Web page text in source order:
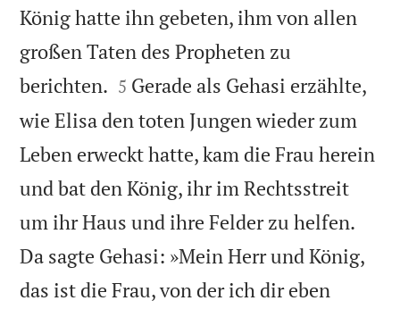
König hatte ihn gebeten, ihm von allen
großen Taten des Propheten zu
berichten. 

5 Gerade als Gehasi erzählte,
wie Elisa den toten Jungen wieder zum
Leben erweckt hatte, kam die Frau herein
und bat den König, ihr im Rechtsstreit
um ihr Haus und ihre Felder zu helfen.
Da sagte Gehasi: »Mein Herr und König,
das ist die Frau, von der ich dir eben